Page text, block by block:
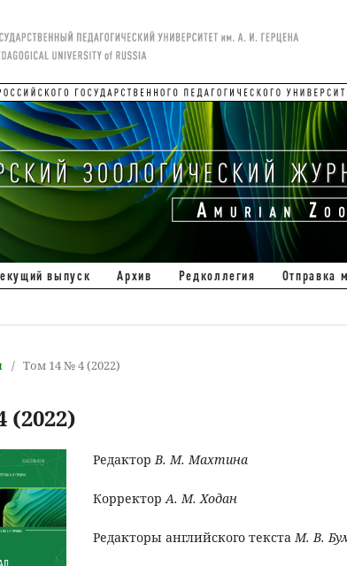
выпуск Архив Редколлегия Отправка
/ Том 14 № 4 (2022)
(2022)
РедакторВ. М. Махтина
КорректорА. М. Ходан
Редакторы английского текстаМ. В.